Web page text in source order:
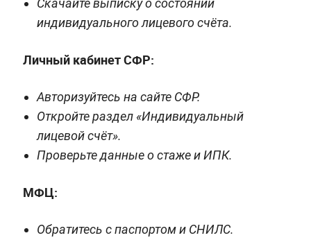
Скачайте выписку о состоянии
индивидуального лицевого счёта.
Личный кабинет СФР:
Авторизуйтесь на сайте СФР.
Откройте раздел «Индивидуальный
лицевой счёт».
Проверьте данные о стаже и ИПК.
МФЦ:
Обратитесь с паспортом и СНИЛС.